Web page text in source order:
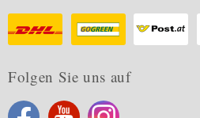
Folgen Sie uns auf